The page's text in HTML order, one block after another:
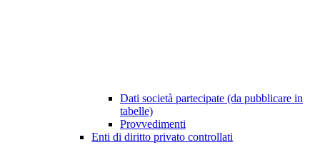
Dati società partecipate (da pubblicare in
tabelle)
Provvedimenti
Enti di diritto privato controllati